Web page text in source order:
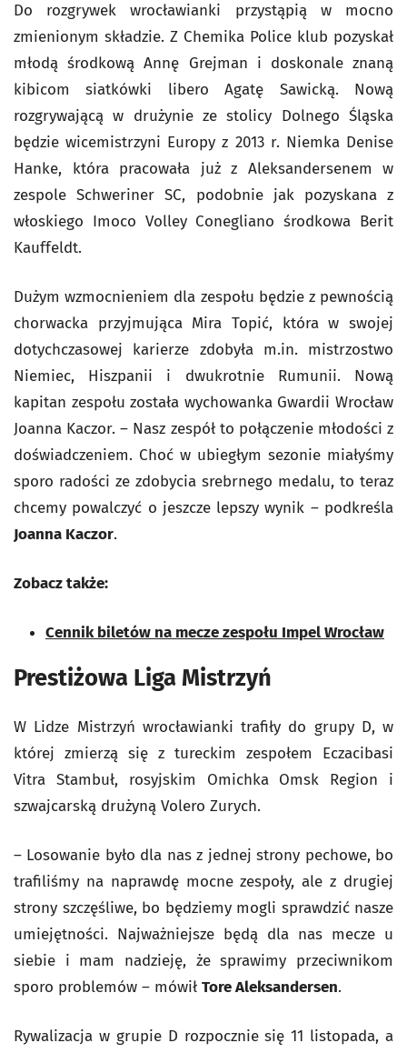
Do rozgrywek wrocławianki przystąpią w mocno
zmienionym składzie. Z Chemika Police klub pozyskał
młodą środkową Annę Grejman i doskonale znaną
kibicom siatkówki libero Agatę Sawicką. Nową
rozgrywającą w drużynie ze stolicy Dolnego Śląska
będzie wicemistrzyni Europy z 2013 r. Niemka Denise
Hanke, która pracowała już z Aleksandersenem w
zespole Schweriner SC, podobnie jak pozyskana z
włoskiego Imoco Volley Conegliano środkowa Berit
Kauffeldt.
Dużym wzmocnieniem dla zespołu będzie z pewnością
chorwacka przyjmująca Mira Topić, która w swojej
dotychczasowej karierze zdobyła m.in. mistrzostwo
Niemiec, Hiszpanii i dwukrotnie Rumunii. Nową
kapitan zespołu została wychowanka Gwardii Wrocław
Joanna Kaczor. – Nasz zespół to połączenie młodości z
doświadczeniem. Choć w ubiegłym sezonie miałyśmy
sporo radości ze zdobycia srebrnego medalu, to teraz
chcemy powalczyć o jeszcze lepszy wynik – podkreśla
Joanna Kaczor.
Zobacz także:
Cennik biletów na mecze zespołu Impel Wrocław
Prestiżowa Liga Mistrzyń
W Lidze Mistrzyń wrocławianki trafiły do grupy D, w
której zmierzą się z tureckim zespołem Eczacibasi
Vitra Stambuł, rosyjskim Omichka Omsk Region i
szwajcarską drużyną Volero Zurych.
– Losowanie było dla nas z jednej strony pechowe, bo
trafiliśmy na naprawdę mocne zespoły, ale z drugiej
strony szczęśliwe, bo będziemy mogli sprawdzić nasze
umiejętności. Najważniejsze będą dla nas mecze u
siebie i mam nadzieję, że sprawimy przeciwnikom
sporo problemów – mówiłTore Aleksandersen.
Rywalizacja w grupie D rozpocznie się 11 listopada, a